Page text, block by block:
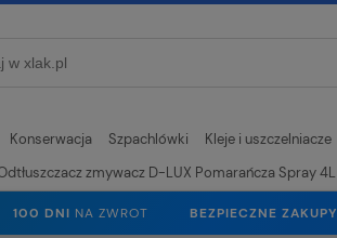
Konserwacja Szpachlówki Kleje i uszczelniacze
zmywacz D-LUX Pomarańcza Spray 4L
100 DNI NA ZWROT BEZPIECZNE ZAKUPY